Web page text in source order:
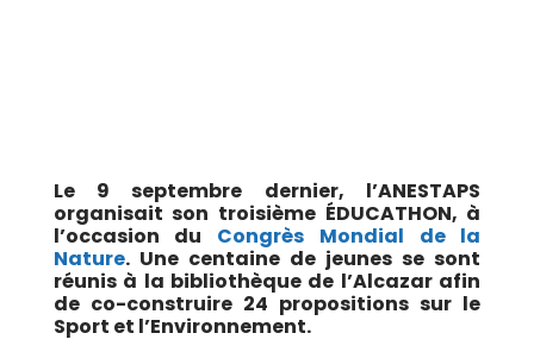
Le 9 septembre dernier, l’ANESTAPS
organisait son troisième ÉDUCATHON, à
l’occasion du Congrès Mondial de la
Nature. Une centaine de jeunes se sont
réunis à la bibliothèque de l’Alcazar afin
de co-construire 24 propositions sur le
Sport et l’Environnement.